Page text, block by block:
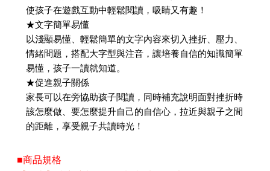
使孩子在遊戲互動中輕鬆閱讀，吸睛又有趣！
★文字簡單易懂
以淺顯易懂、輕鬆簡單的文字內容來切入挫折、壓力、
情緒問題，搭配大字型與注音，讓培養自信的知識簡單
易懂，孩子一讀就知道。
★促進親子關係
家長可以在旁協助孩子閱讀，同時補充說明面對挫折時
該怎麼做、要怎麼提升自己的自信心，拉近與親子之間
的距離，享受親子共讀時光！
■商品規格